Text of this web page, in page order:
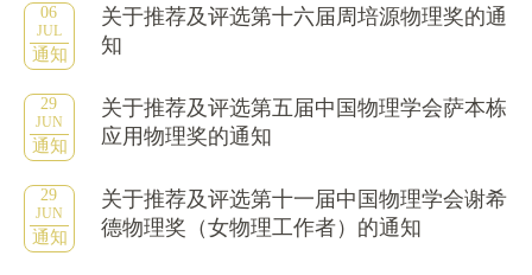
06
JUL
通知
关于推荐及评选第十六届周培源物理奖的通
知
29
JUN
通知
关于推荐及评选第五届中国物理学会萨本栋
应用物理奖的通知
29
JUN
通知
关于推荐及评选第十一届中国物理学会谢希
德物理奖（女物理工作者）的通知